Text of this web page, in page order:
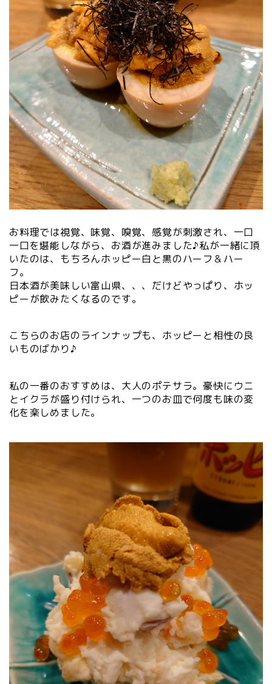
お料理では視覚、味覚、嗅覚、感覚が刺激され、一口
一口を堪能しながら、お酒が進みました♪私が一緒に頂
いたのは、もちろんホッピー白と黒のハーフ＆ハー
フ。
日本酒が美味しい富山県、、、だけどやっぱり、ホッ
ピーが飲みたくなるのです。
こちらのお店のラインナップも、ホッピーと相性の良
いものばかり♪
私の一番のおすすめは、大人のポテサラ。豪快にウニ
とイクラが盛り付けられ、一つのお皿で何度も味の変
化を楽しめました。